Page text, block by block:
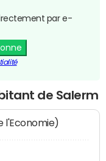
par e-
de Salerm
l'Economie)